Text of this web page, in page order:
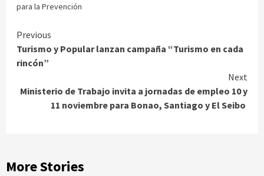
para la Prevención
Continue
Reading
Previous
Turismo y Popular lanzan campaña “Turismo en cada
rincón”
Next
Ministerio de Trabajo invita a jornadas de empleo 10 y
11 noviembre para Bonao, Santiago y El Seibo
More Stories